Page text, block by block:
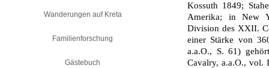
Kossuth 1849;
Amerika; in New
Division des XXII.
einer Stärke von
a.a.O., S. 61)
Cavalry, a.a.O., vol.
Wanderungen auf Kreta
Familienforschung
Gästebuch